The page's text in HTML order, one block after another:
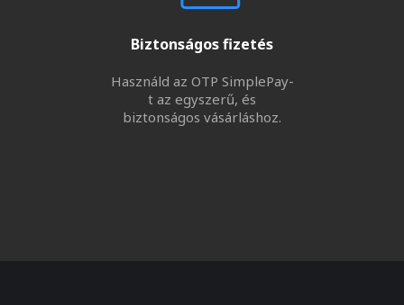
Biztonságos fizetés
Használd az OTP SimplePay-
t az egyszerű, és
biztonságos vásárláshoz.